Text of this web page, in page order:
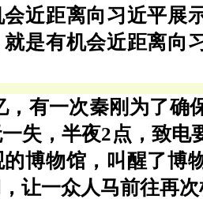
近距离向习近平展
是有机会近距离向
，有一次秦刚为了确
失，半夜2点，致电
博物馆，叫醒了博
让一众人马前往再